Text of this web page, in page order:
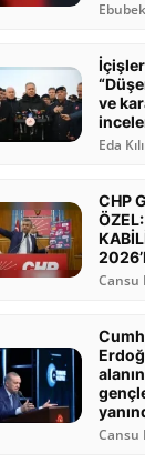
ve
Eda
CHP
Cansu
Cansu